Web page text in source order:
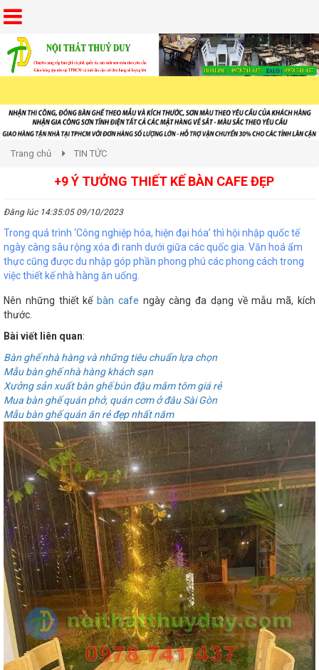
Trang chủ TIN TỨC
+9 Ý TƯỞNG THIẾT KẾ BÀN CAFE ĐẸP
Đăng lúc 14:35:05 09/10/2023
Trong quá trình ‘Công nghiệp hóa, hiện đại hóa’ thì hội nhập quốc tế
ngày càng sâu rộng xóa đi ranh dưới giữa các quốc gia. Văn hoá ẩm
thực cũng được du nhập góp phần phong phú các phong cách trong
việc thiết kế nhà hàng ăn uống.
Nên những thiết kế bàn cafe ngày càng đa dạng về mẫu mã, kích
thước.
Bài viết liên quan:
Bàn ghế nhà hàng và những tiêu chuẩn lựa chọn
Mẫu bàn ghế nhà hàng khách sạn
Xưởng sản xuất bàn ghế bún đậu mắm tôm giá rẻ
Mua bàn ghế quán phở, quán cơm ở đâu Sài Gòn
Mẫu bàn ghế quán ăn rẻ đẹp nhất năm